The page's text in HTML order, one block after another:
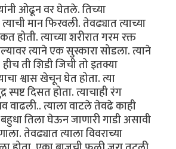
ओढून वर घेतले. तिच्या
मान फिरवली. तेवढ्यात त्याच्या
त्याच्या शरीरात गरम रक्त
त्याने एक सुस्कारा सोडला. त्याने
ती शिडी जिची तो इतक्या
श्वास खेचून घेत होता. त्या
दिसत होता. त्याचाही रंग
वाढली.. त्याला वाटले तेवढे काही
तिला घेऊन जाणारी गाडी असावी
तेवढ्यात त्याला विवराच्या